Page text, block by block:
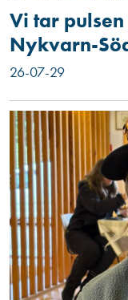
Vi tar
Nykvarn-
26-07-29